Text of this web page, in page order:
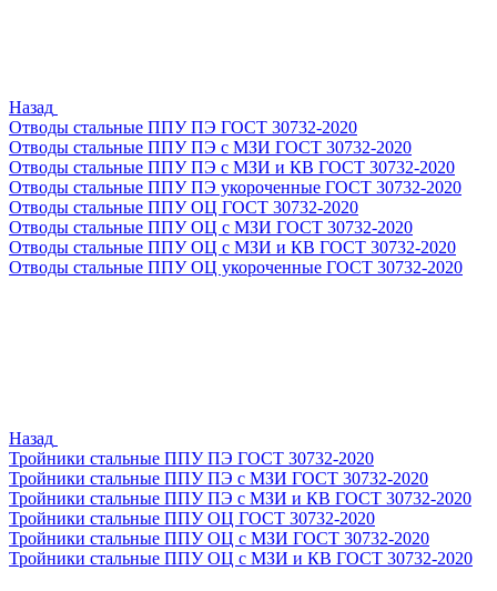
Назад
Отводы стальные ППУ ПЭ ГОСТ 30732-2020
Отводы стальные ППУ ПЭ с МЗИ ГОСТ 30732-2020
Отводы стальные ППУ ПЭ с МЗИ и КВ ГОСТ 30732-2020
Отводы стальные ППУ ПЭ укороченные ГОСТ 30732-2020
Отводы стальные ППУ ОЦ ГОСТ 30732-2020
Отводы стальные ППУ ОЦ с МЗИ ГОСТ 30732-2020
Отводы стальные ППУ ОЦ с МЗИ и КВ ГОСТ 30732-2020
Отводы стальные ППУ ОЦ укороченные ГОСТ 30732-2020
Назад
Тройники стальные ППУ ПЭ ГОСТ 30732-2020
Тройники стальные ППУ ПЭ с МЗИ ГОСТ 30732-2020
Тройники стальные ППУ ПЭ с МЗИ и КВ ГОСТ 30732-2020
Тройники стальные ППУ ОЦ ГОСТ 30732-2020
Тройники стальные ППУ ОЦ с МЗИ ГОСТ 30732-2020
Тройники стальные ППУ ОЦ с МЗИ и КВ ГОСТ 30732-2020